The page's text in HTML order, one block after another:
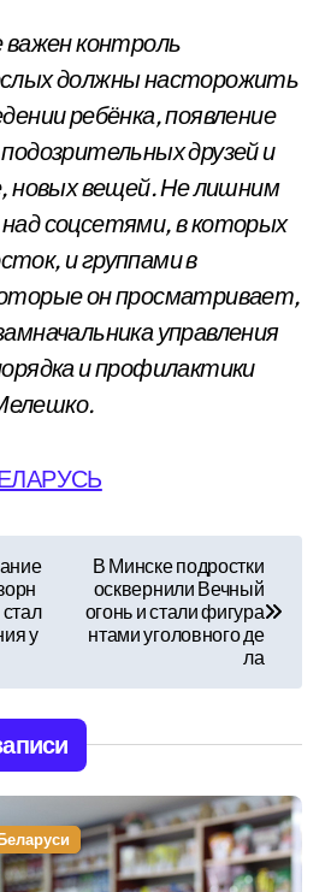
важен контроль
должны насторожить
ребёнка, появление
друзей и
новых вещей. Не лишним
соцсетями, в которых
и группами в
он просматривает,
управления
и профилактики
у
В Минске подростки
осквернили Вечный
огонь и стали фигура
нтами уголовного де
ла